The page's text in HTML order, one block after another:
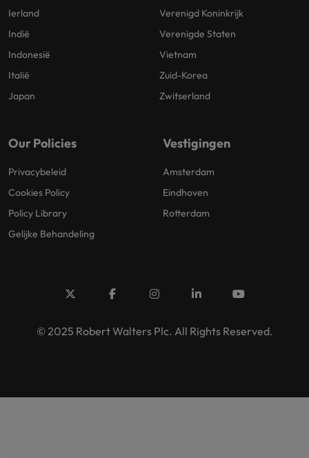
Ierland
Indië
Indonesië
Italië
Japan
Verenigd Koninkrijk
Verenigde Staten
Vietnam
Zuid-Korea
Zwitserland
Our Policies
Privacybeleid
Cookies Policy
Policy Library
Gelijke Behandeling
Vestigingen
Amsterdam
Eindhoven
Rotterdam
© 2025 Robert Walters Plc. All Rights Reserved.